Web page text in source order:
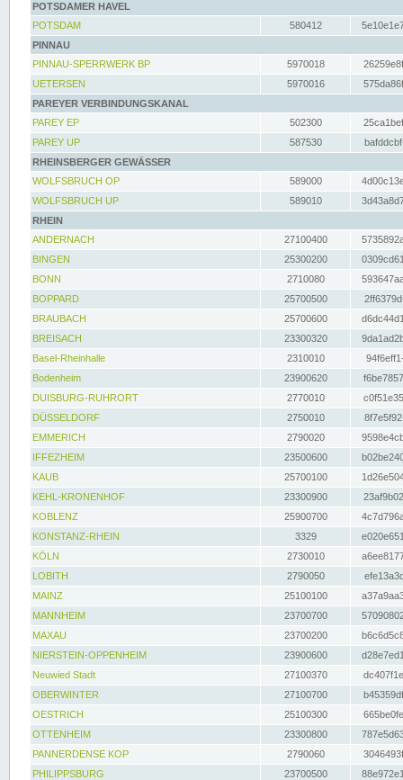
POTSDAMER HAVEL
POTSDAM
580412
PINNAU
PINNAU-SPERRWERK BP
5970018
UETERSEN
5970016
PAREYER VERBINDUNGSKANAL
PAREY EP
502300
PAREY UP
587530
RHEINSBERGER GEWÄSSER
WOLFSBRUCH OP
589000
WOLFSBRUCH UP
589010
RHEIN
ANDERNACH
27100400
BINGEN
25300200
BONN
2710080
BOPPARD
25700500
BRAUBACH
25700600
BREISACH
23300320
Basel-Rheinhalle
2310010
Bodenheim
23900620
DUISBURG-RUHRORT
2770010
DÜSSELDORF
2750010
EMMERICH
2790020
IFFEZHEIM
23500600
KAUB
25700100
KEHL-KRONENHOF
23300900
KOBLENZ
25900700
KONSTANZ-RHEIN
3329
KÖLN
2730010
LOBITH
2790050
MAINZ
25100100
MANNHEIM
23700700
MAXAU
23700200
NIERSTEIN-OPPENHEIM
23900600
Neuwied Stadt
27100370
OBERWINTER
27100700
OESTRICH
25100300
OTTENHEIM
23300800
PANNERDENSE KOP
2790060
PHILIPPSBURG
23700500